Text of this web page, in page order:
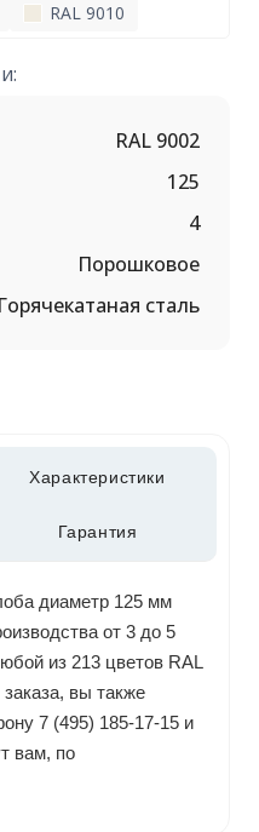
RAL 9010
RAL 9002
125
4
Порошковое
Горячекатаная сталь
Характеристики
Гарантия
диаметр 125 мм
от 3 до 5
из 213 цветов RAL
вы также
7 (495) 185-17-15 и
вам, по